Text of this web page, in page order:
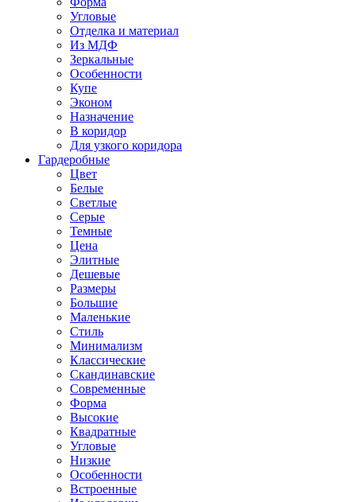
Угловые
Отделка и материал
Из МДФ
Зеркальные
Особенности
Купе
Эконом
Назначение
В коридор
Для узкого коридора
Гардеробные
Цвет
Белые
Светлые
Серые
Темные
Цена
Элитные
Дешевые
Размеры
Большие
Маленькие
Стиль
Минимализм
Классические
Скандинавские
Современные
Форма
Высокие
Квадратные
Угловые
Низкие
Особенности
Встроенные